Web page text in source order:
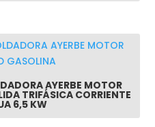
AYERBE MOTOR
TRIFÁSICA CORRIENTE
6,5 KW